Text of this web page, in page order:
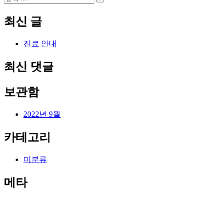
검
최신 글
진료 안내
최신 댓글
보관함
2022년 9월
카테고리
미분류
메타